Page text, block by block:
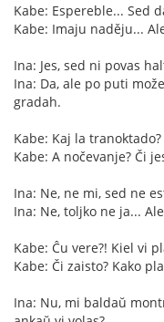
Kabe: Espereble... Sed
Kabe: Imaju naděju...
Ina: Jes, sed ni povas
Ina: Da, ale po puti
gradah.
Kabe: Kaj la
Kabe: A nočevanje? Či
Ina: Ne, ne mi, sed ne
Ina: Ne, toljko ne ja...
Kabe: Ĉu vere?! Kiel vi
Kabe: Či zaisto? Kako
Ina: Nu, mi baldaŭ